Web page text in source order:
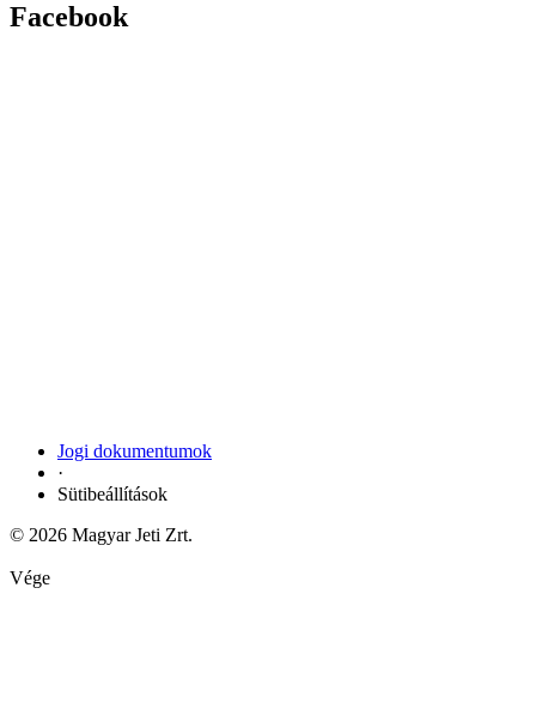
Facebook
Jogi dokumentumok
·
Sütibeállítások
© 2026 Magyar Jeti Zrt.
Vége